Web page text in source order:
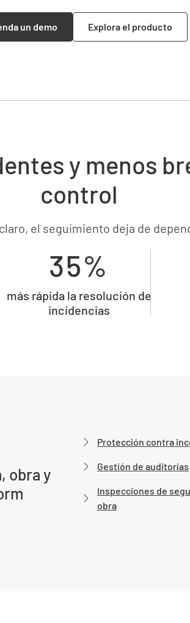
un demo Explora el producto
y menos
control
el seguimiento deja de
35%
más rápida la resolución de
incidencias
obra y
Protección contra
Gestión de auditorías
Inspecciones de
obra